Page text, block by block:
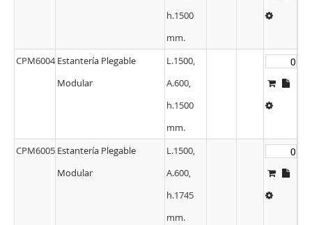
h.1500
mm.
CPM6004 Estantería Plegable
Modular
L.1500,
A.600,
h.1500
mm.
CPM6005 Estantería Plegable
Modular
L.1500,
A.600,
h.1745
mm.